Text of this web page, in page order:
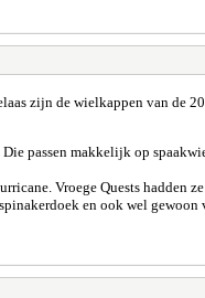
zijn de wielkappen van de
passen makkelijk op
Vroege Quests hadden
en ook wel